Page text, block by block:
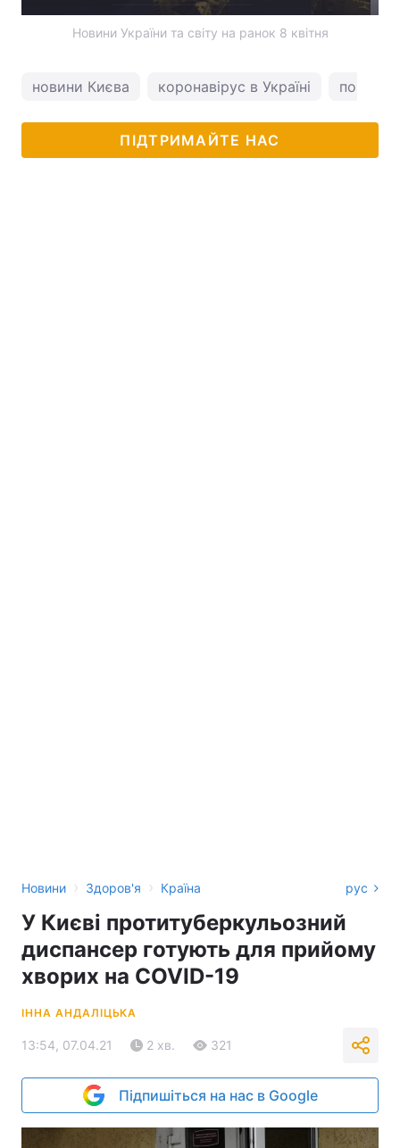
Новини України та світу на ранок 8 квітня
новини Києва коронавірус в Україні погода
ПІДТРИМАЙТЕ НАС
Новини › Здоров'я › Країна рус
У Києві протитуберкульозний
диспансер готують для прийому
хворих на COVID-19
ІННА АНДАЛІЦЬКА
13:54, 07.04.21 2 хв. 321
Підпишіться на нас в Google